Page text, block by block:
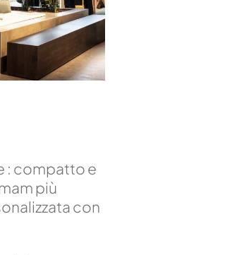
: compatto e
più
con